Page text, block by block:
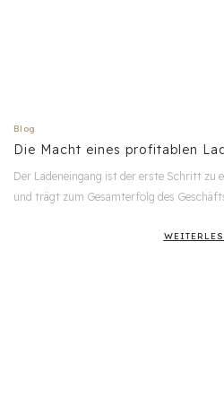
Blog
Die Macht eines profitablen
Der Ladeneingang ist der erste Schritt zu
und trägt zum Gesamterfolg des